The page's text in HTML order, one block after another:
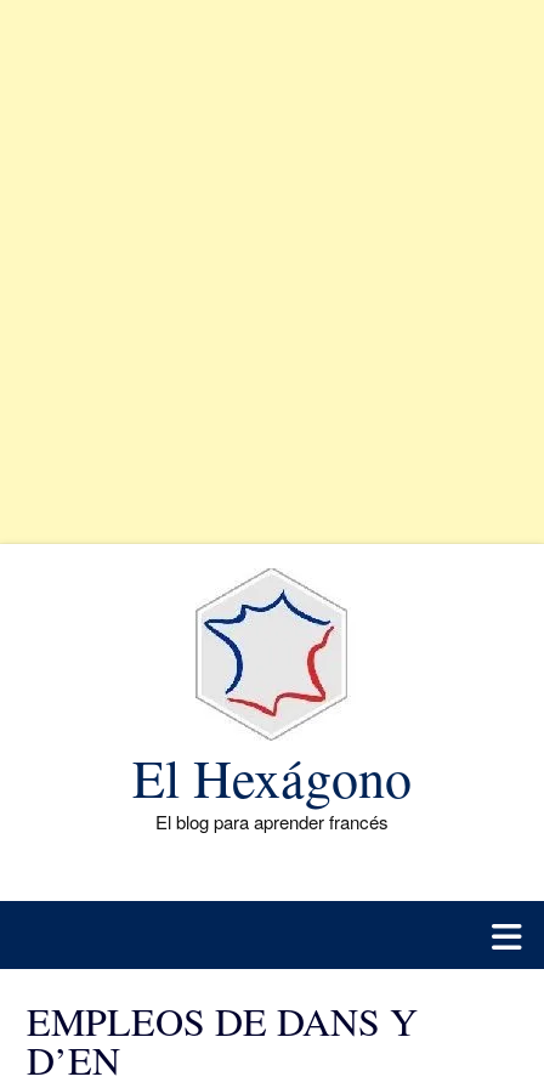
El Hexágono
El blog para aprender francés
EMPLEOS DE DANS Y
D’EN